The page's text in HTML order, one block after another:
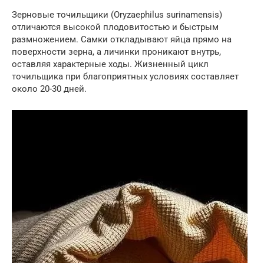
Зерновые точильщики (Oryzaephilus surinamensis)
отличаются высокой плодовитостью и быстрым
размножением. Самки откладывают яйца прямо на
поверхности зерна, а личинки проникают внутрь,
оставляя характерные ходы. Жизненный цикл
точильщика при благоприятных условиях составляет
около 20-30 дней.